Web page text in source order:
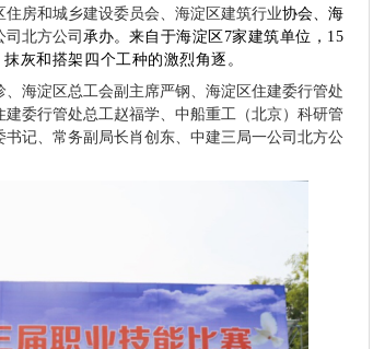
房和城乡建设委员会、海淀区建筑行业协会、海
司北方公司 承办。 来自于海淀区 7家建筑单位， 15
灰和 搭架 四 个工种的激烈角逐。
海淀区总工会副主席严钢
海淀区住建委行管处
建委行管处总工 赵福学、 中船重工（北京）科研管
书记、常务副局长肖创东、 中建三局一公司北方公